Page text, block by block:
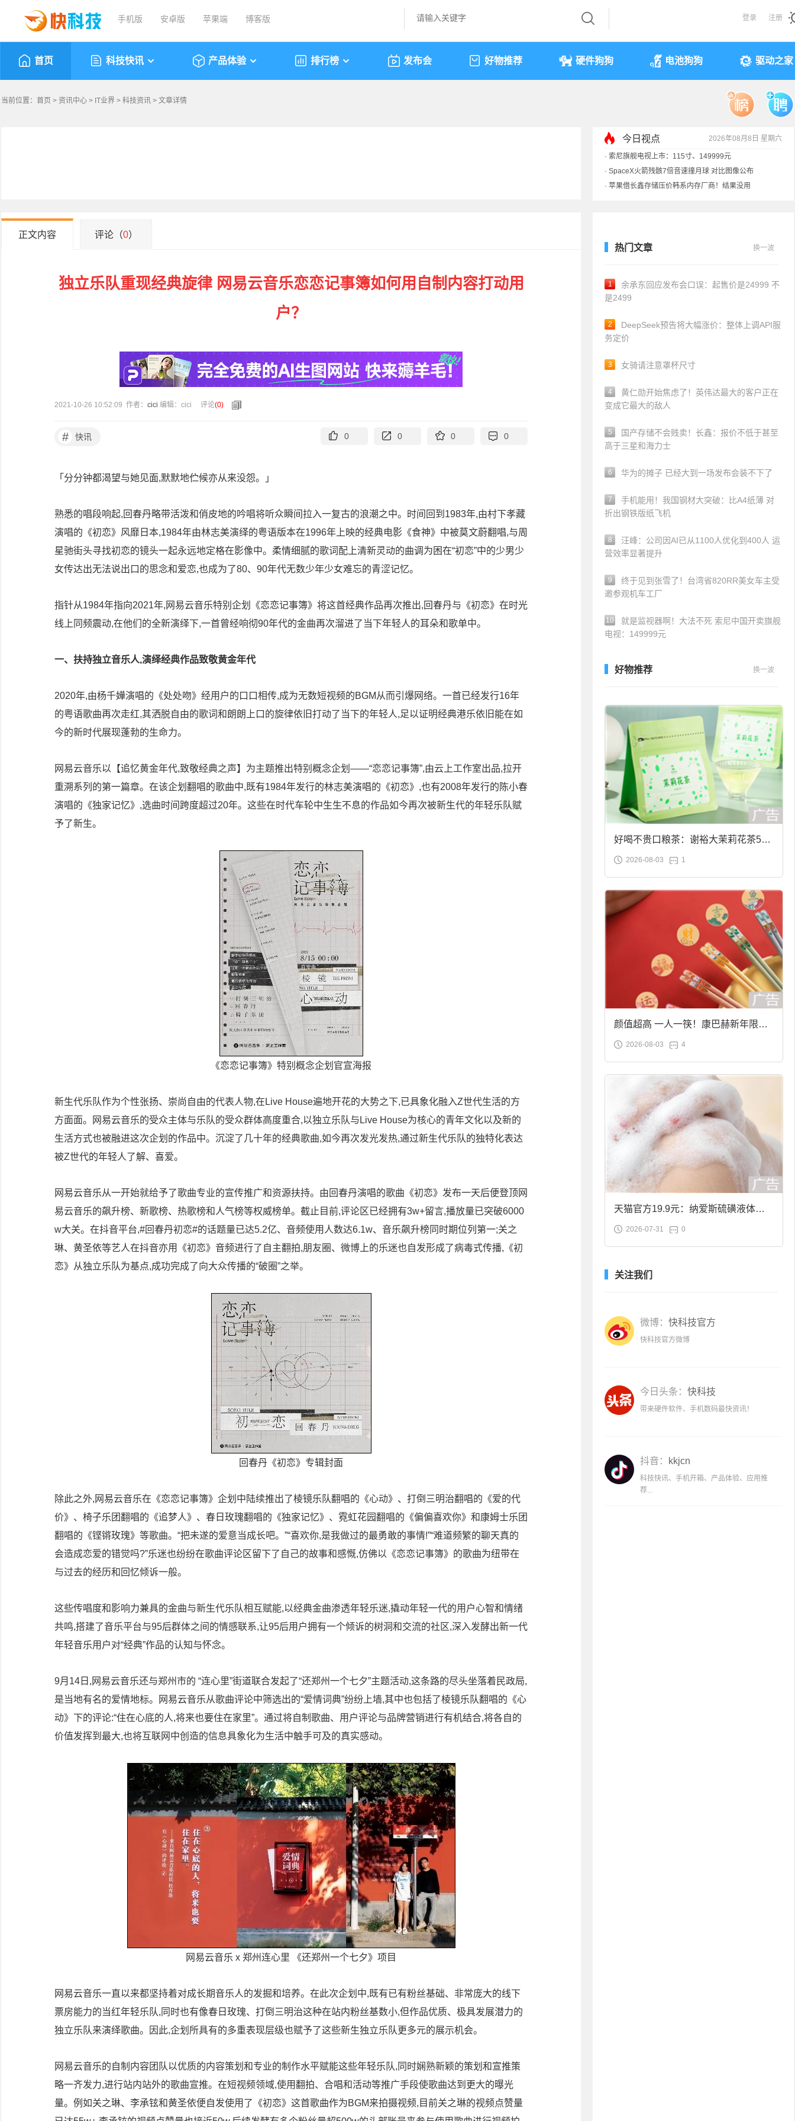
手机版 安卓版 苹果端 博客版 登录 注册
首页 科技快讯 产品体验 排行榜 发布会 好物推荐 硬件狗狗 电池狗狗 驱动之家
当前位置： 首页 > 资讯中心 > IT业界 > 科技资讯 > 文章详情
今日视点 2026年08月8日 星期六
· 索尼旗舰电视上市：115寸、149999元
· SpaceX火箭残骸7倍音速撞月球 对比图像公布
· 苹果借长鑫存储压价韩系内存厂商！结果没用
正文内容 评论（0）
独立乐队重现经典旋律 网易云音乐恋恋记事簿如何用自制内容打动用
户？
2021-10-26 10:52:09 作者： cici 编辑：cici 评论(0)
# 快讯 0 0 0 0
「分分钟都渴望与她见面,默默地伫候亦从来没怨。」
熟悉的唱段响起,回春丹略带活泼和俏皮地的吟唱将听众瞬间拉入一复古的浪潮之中。时间回到1983年,由村下孝藏
演唱的《初恋》风靡日本,1984年由林志美演绎的粤语版本在1996年上映的经典电影《食神》中被莫文蔚翻唱,与周
星驰街头寻找初恋的镜头一起永远地定格在影像中。柔情细腻的歌词配上清新灵动的曲调为困在“初恋”中的少男少
女传达出无法说出口的思念和爱恋,也成为了80、90年代无数少年少女难忘的青涩记忆。
指针从1984年指向2021年,网易云音乐特别企划《恋恋记事簿》将这首经典作品再次推出,回春丹与《初恋》在时光
线上同频震动,在他们的全新演绎下,一首曾经响彻90年代的金曲再次溜进了当下年轻人的耳朵和歌单中。
一、扶持独立音乐人,演绎经典作品致敬黄金年代
2020年,由杨千嬅演唱的《处处吻》经用户的口口相传,成为无数短视频的BGM从而引爆网络。一首已经发行16年
的粤语歌曲再次走红,其洒脱自由的歌词和朗朗上口的旋律依旧打动了当下的年轻人,足以证明经典港乐依旧能在如
今的新时代展现蓬勃的生命力。
网易云音乐以【追忆黄金年代,致敬经典之声】为主题推出特别概念企划——“恋恋记事簿”,由云上工作室出品,拉开
重溯系列的第一篇章。在该企划翻唱的歌曲中,既有1984年发行的林志美演唱的《初恋》,也有2008年发行的陈小春
演唱的《独家记忆》,选曲时间跨度超过20年。这些在时代车轮中生生不息的作品如今再次被新生代的年轻乐队赋
予了新生。
《恋恋记事簿》特别概念企划官宣海报
新生代乐队作为个性张扬、崇尚自由的代表人物,在Live House遍地开花的大势之下,已具象化融入Z世代生活的方
方面面。网易云音乐的受众主体与乐队的受众群体高度重合,以独立乐队与Live House为核心的青年文化以及新的
生活方式也被融进这次企划的作品中。沉淀了几十年的经典歌曲,如今再次发光发热,通过新生代乐队的独特化表达
被Z世代的年轻人了解、喜爱。
网易云音乐从一开始就给予了歌曲专业的宣传推广和资源扶持。由回春丹演唱的歌曲《初恋》发布一天后便登顶网
易云音乐的飙升榜、新歌榜、热歌榜和人气榜等权威榜单。截止目前,评论区已经拥有3w+留言,播放量已突破6000
w大关。在抖音平台,#回春丹初恋#的话题量已达5.2亿、音频使用人数达6.1w、音乐飙升榜同时期位列第一;关之
琳、黄圣依等艺人在抖音亦用《初恋》音频进行了自主翻拍,朋友圈、微博上的乐迷也自发形成了病毒式传播,《初
恋》从独立乐队为基点,成功完成了向大众传播的“破圈”之举。
回春丹《初恋》专辑封面
除此之外,网易云音乐在《恋恋记事簿》企划中陆续推出了棱镜乐队翻唱的《心动》、打倒三明治翻唱的《爱的代
价》、椅子乐团翻唱的《追梦人》、春日玫瑰翻唱的《独家记忆》、霓虹花园翻唱的《偏偏喜欢你》和康姆士乐团
翻唱的《铿锵玫瑰》等歌曲。“把未遂的爱意当成长吧。”“喜欢你,是我做过的最勇敢的事情!”“难道频繁的聊天真的
会造成恋爱的错觉吗?”乐迷也纷纷在歌曲评论区留下了自己的故事和感慨,仿佛以《恋恋记事簿》的歌曲为纽带在
与过去的经历和回忆倾诉一般。
这些传唱度和影响力兼具的金曲与新生代乐队相互赋能,以经典金曲渗透年轻乐迷,撬动年轻一代的用户心智和情绪
共鸣,搭建了音乐平台与95后群体之间的情感联系,让95后用户拥有一个倾诉的树洞和交流的社区,深入发酵出新一代
年轻音乐用户对“经典”作品的认知与怀念。
9月14日,网易云音乐还与郑州市的 “连心里”街道联合发起了“还郑州一个七夕”主题活动,这条路的尽头坐落着民政局,
是当地有名的爱情地标。网易云音乐从歌曲评论中筛选出的“爱情词典”纷纷上墙,其中也包括了棱镜乐队翻唱的《心
动》下的评论:“住在心底的人,将来也要住在家里”。通过将自制歌曲、用户评论与品牌营销进行有机结合,将各自的
价值发挥到最大,也将互联网中创造的信息具象化为生活中触手可及的真实感动。
网易云音乐 x 郑州连心里 《还郑州一个七夕》项目
网易云音乐一直以来都坚持着对成长期音乐人的发掘和培养。在此次企划中,既有已有粉丝基础、非常庞大的线下
票房能力的当红年轻乐队,同时也有像春日玫瑰、打倒三明治这种在站内粉丝基数小,但作品优质、极具发展潜力的
独立乐队来演绎歌曲。因此,企划所具有的多重表现层级也赋予了这些新生独立乐队更多元的展示机会。
网易云音乐的自制内容团队以优质的内容策划和专业的制作水平赋能这些年轻乐队,同时娴熟新颖的策划和宣推策
略一齐发力,进行站内站外的歌曲宣推。在短视频领域,使用翻拍、合唱和活动等推广手段使歌曲达到更大的曝光
量。例如关之琳、李承铉和黄圣依便自发使用了《初恋》这首歌曲作为BGM来拍摄视频,目前关之琳的视频点赞量
热门文章 换一波
1
余承东回应发布会口误：起售价是24999 不
是2499
2
DeepSeek预告将大幅涨价：整体上调API服
务定价
3 女骑请注意罩杯尺寸
4
黄仁勋开始焦虑了！英伟达最大的客户正在
变成它最大的敌人
5
国产存储不会贱卖！长鑫：报价不低于甚至
高于三星和海力士
6 华为的摊子 已经大到一场发布会装不下了
7
手机能用！我国钢材大突破：比A4纸薄 对
折出钢铁版纸飞机
8
汪峰：公司因AI已从1100人优化到400人 运
营效率显著提升
9
终于见到张雪了！台湾省820RR美女车主受
邀参观机车工厂
10
就是监视器啊！大法不死 索尼中国开卖旗舰
电视：149999元
好物推荐 换一波
好喝不贵口粮茶：谢裕大茉莉花茶50g
袋装9.9元到手
2026-08-03 1
颜值超高 一人一筷！康巴赫新年限定
合金筷子大促：19.9元
2026-08-03 4
天猫官方19.9元：纳爱斯硫磺液体香
皂2斤大促
2026-07-31 0
关注我们
微博： 快科技官方
快科技官方微博
今日头条： 快科技
带来硬件软件、手机数码最快资讯！
抖音： kkjcn
科技快讯、手机开箱、产品体验、应用推
荐...